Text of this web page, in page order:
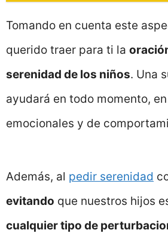
Tomando en cuenta este
querido traer para ti la
serenidad de los niños. Una
ayudará en todo momento,
emocionales y de
Además, al pedir serenidad
evitando que nuestros hijos
cualquier tipo de